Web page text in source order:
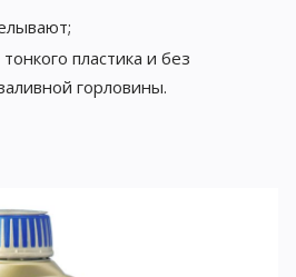
пластика и без
горловины.